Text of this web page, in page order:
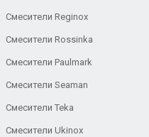
Смесители Reginox
Смесители Rossinka
Смесители Paulmark
Смесители Seaman
Смесители Teka
Смесители Ukinox